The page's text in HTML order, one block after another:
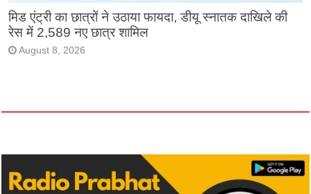
मिड एंट्री का छात्रों ने उठाया फायदा, डीयू स्नातक दाखिले की
रेस में 2,589 नए छात्र शामिल
August 8, 2026